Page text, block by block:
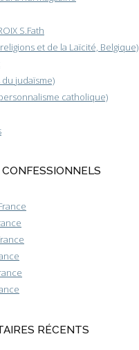
S.Fath
et de la Laïcité, Belgique)
du judaïsme)
catholique)
RÉCENTS